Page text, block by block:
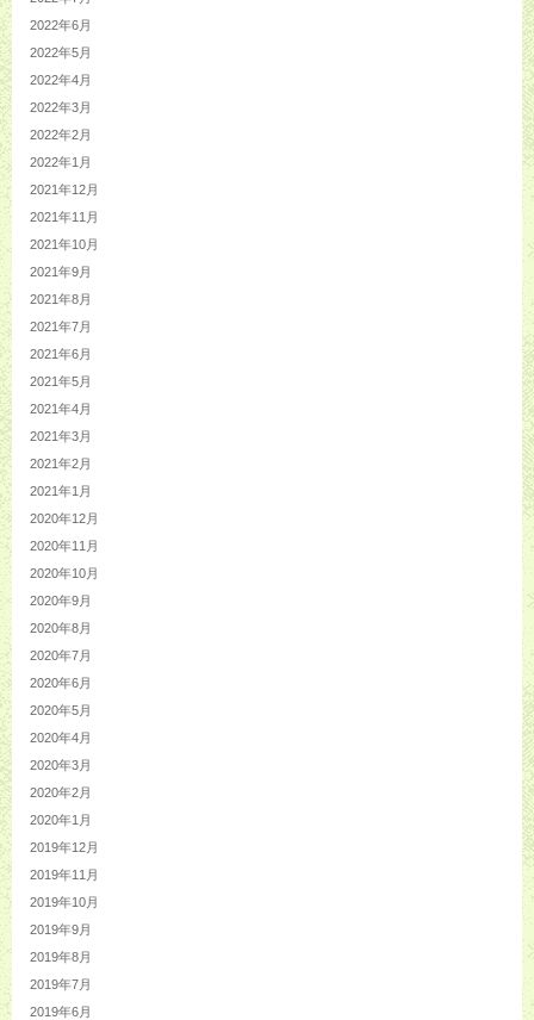
2022年6月
2022年5月
2022年4月
2022年3月
2022年2月
2022年1月
2021年12月
2021年11月
2021年10月
2021年9月
2021年8月
2021年7月
2021年6月
2021年5月
2021年4月
2021年3月
2021年2月
2021年1月
2020年12月
2020年11月
2020年10月
2020年9月
2020年8月
2020年7月
2020年6月
2020年5月
2020年4月
2020年3月
2020年2月
2020年1月
2019年12月
2019年11月
2019年10月
2019年9月
2019年8月
2019年7月
2019年6月